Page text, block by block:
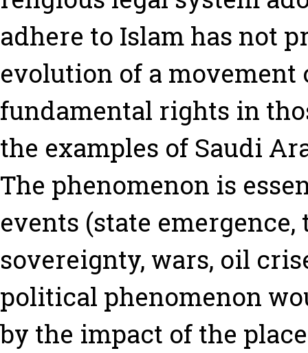
adhere to Islam has not
evolution of a
fundamental rights in
the examples of Saudi
The phenomenon is
events (state
sovereignty, wars, oil
political phenomenon
by the impact of the